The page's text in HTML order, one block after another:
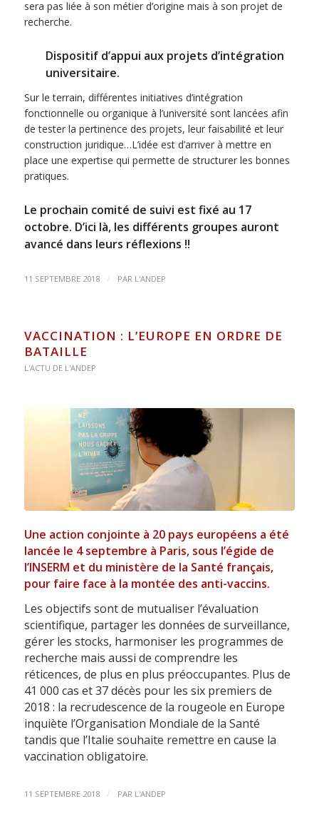
sera pas liée à son métier d’origine mais à son projet de
recherche.
Dispositif d’appui aux projets d’intégration
universitaire.
Sur le terrain, différentes initiatives d’intégration
fonctionnelle ou organique à l’université sont lancées afin
de tester la pertinence des projets, leur faisabilité et leur
construction juridique…L’idée est d’arriver à mettre en
place une expertise qui permette de structurer les bonnes
pratiques.
Le prochain comité de suivi est fixé au 17
octobre. D’ici là, les différents groupes auront
avancé dans leurs réflexions !!
11 SEPTEMBRE 2018 / PAR L'ANDEP
VACCINATION : L’EUROPE EN ORDRE DE
BATAILLE
L'ACTU DE L'ANDEP
Une action conjointe à 20 pays européens a été
lancée le 4 septembre à Paris, sous l’égide de
l’INSERM et du ministère de la Santé français,
pour faire face à la montée des anti-vaccins.
Les objectifs sont de mutualiser l’évaluation
scientifique, partager les données de surveillance,
gérer les stocks, harmoniser les programmes de
recherche mais aussi de comprendre les
réticences, de plus en plus préoccupantes. Plus de
41 000 cas et 37 décès pour les six premiers de
2018 : la recrudescence de la rougeole en Europe
inquiète l’Organisation Mondiale de la Santé
tandis que l’Italie souhaite remettre en cause la
vaccination obligatoire.
11 SEPTEMBRE 2018 / PAR L'ANDEP